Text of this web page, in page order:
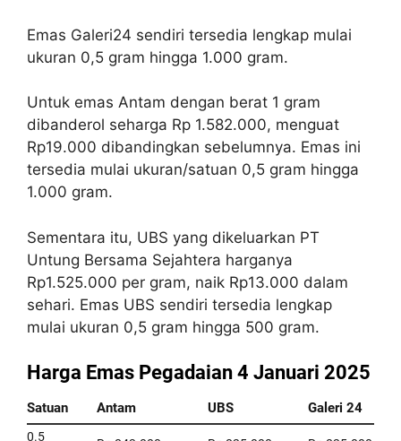
Emas Galeri24 sendiri tersedia lengkap mulai
ukuran 0,5 gram hingga 1.000 gram.
Untuk emas Antam dengan berat 1 gram
dibanderol seharga Rp 1.582.000, menguat
Rp19.000 dibandingkan sebelumnya. Emas ini
tersedia mulai ukuran/satuan 0,5 gram hingga
1.000 gram.
Sementara itu, UBS yang dikeluarkan PT
Untung Bersama Sejahtera harganya
Rp1.525.000 per gram, naik Rp13.000 dalam
sehari. Emas UBS sendiri tersedia lengkap
mulai ukuran 0,5 gram hingga 500 gram.